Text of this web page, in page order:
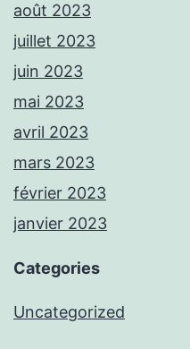
août 2023
juillet 2023
juin 2023
mai 2023
avril 2023
mars 2023
février 2023
janvier 2023
Categories
Uncategorized